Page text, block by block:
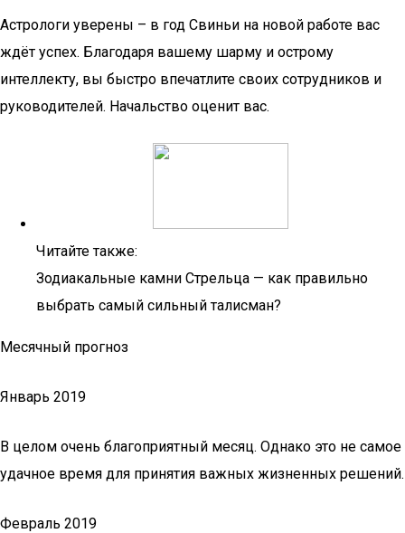
Астрологи уверены – в год Свиньи на новой работе вас
ждёт успех. Благодаря вашему шарму и острому
интеллекту, вы быстро впечатлите своих сотрудников и
руководителей. Начальство оценит вас.
Читайте также:
Зодиакальные камни Стрельца — как правильно
выбрать самый сильный талисман?
Месячный прогноз
Январь 2019
В целом очень благоприятный месяц. Однако это не самое
удачное время для принятия важных жизненных решений.
Февраль 2019